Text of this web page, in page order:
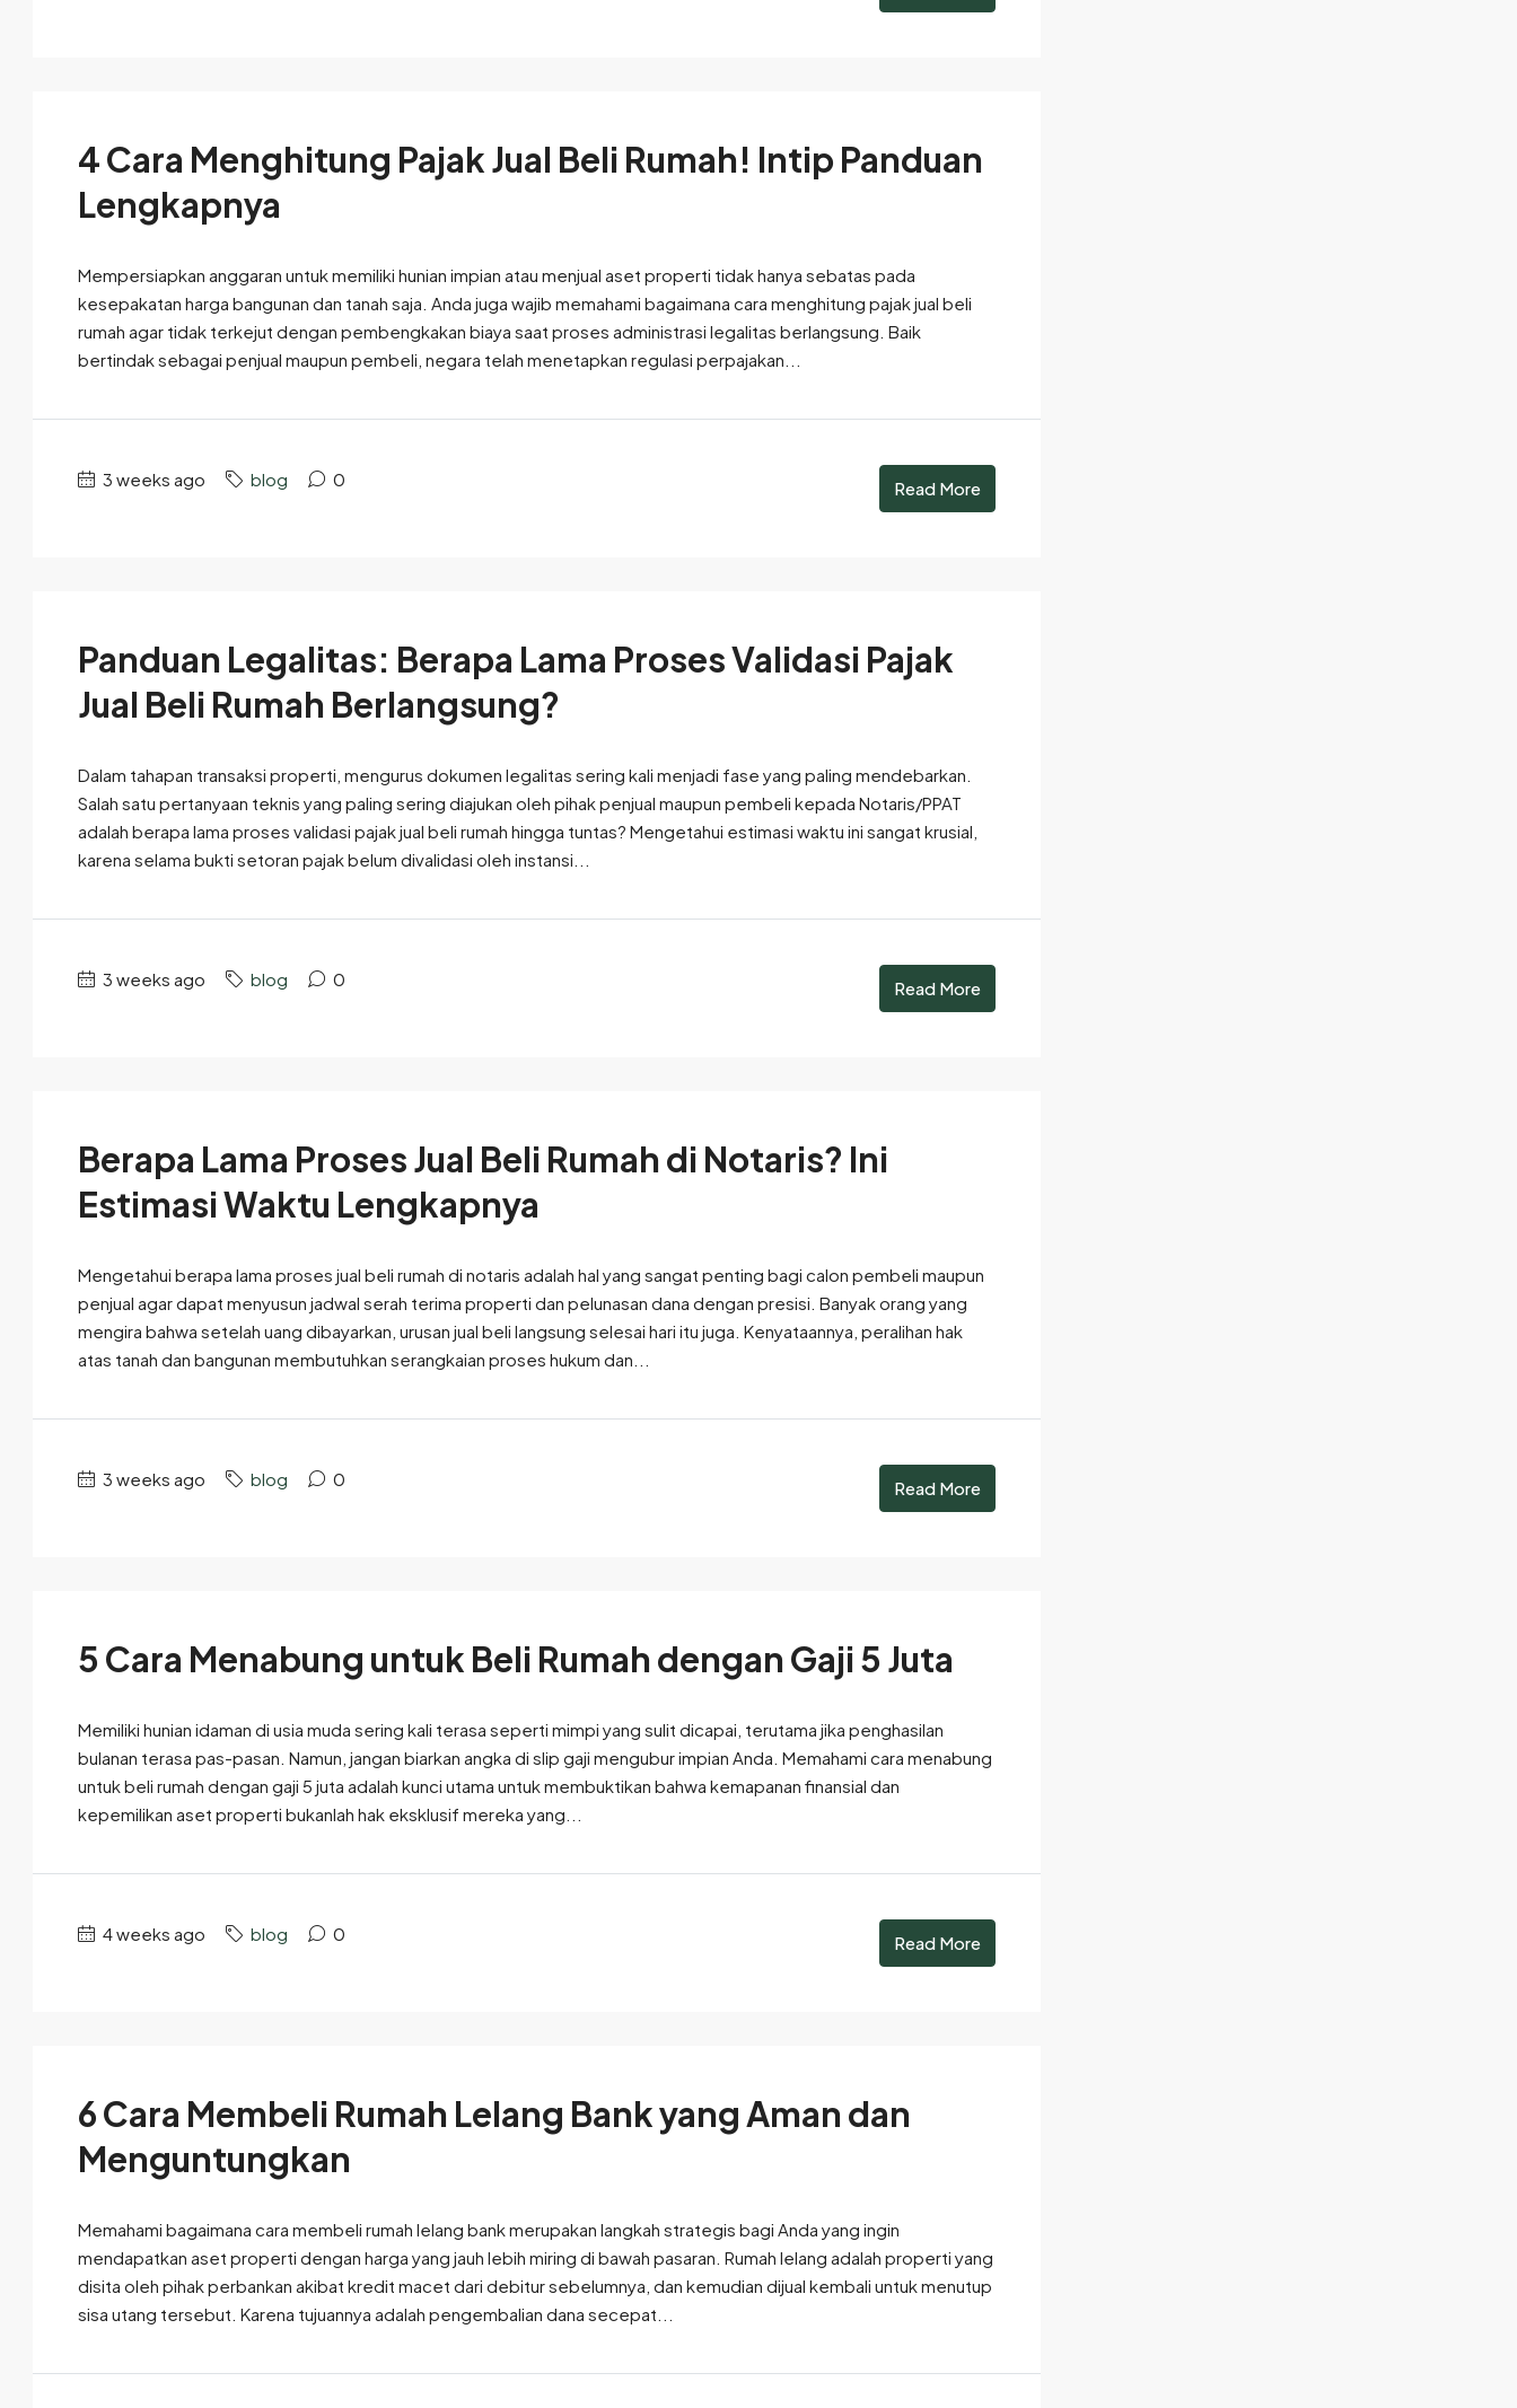
4 Cara Menghitung Pajak Jual Beli Rumah! Intip Panduan
Lengkapnya
Mempersiapkan anggaran untuk memiliki hunian impian atau menjual aset properti tidak hanya sebatas pada
kesepakatan harga bangunan dan tanah saja. Anda juga wajib memahami bagaimana cara menghitung pajak jual beli
rumah agar tidak terkejut dengan pembengkakan biaya saat proses administrasi legalitas berlangsung. Baik
bertindak sebagai penjual maupun pembeli, negara telah menetapkan regulasi perpajakan...
3 weeks ago blog 0 Read More
Panduan Legalitas: Berapa Lama Proses Validasi Pajak
Jual Beli Rumah Berlangsung?
Dalam tahapan transaksi properti, mengurus dokumen legalitas sering kali menjadi fase yang paling mendebarkan.
Salah satu pertanyaan teknis yang paling sering diajukan oleh pihak penjual maupun pembeli kepada Notaris/PPAT
adalah berapa lama proses validasi pajak jual beli rumah hingga tuntas? Mengetahui estimasi waktu ini sangat krusial,
karena selama bukti setoran pajak belum divalidasi oleh instansi...
3 weeks ago blog 0 Read More
Berapa Lama Proses Jual Beli Rumah di Notaris? Ini
Estimasi Waktu Lengkapnya
Mengetahui berapa lama proses jual beli rumah di notaris adalah hal yang sangat penting bagi calon pembeli maupun
penjual agar dapat menyusun jadwal serah terima properti dan pelunasan dana dengan presisi. Banyak orang yang
mengira bahwa setelah uang dibayarkan, urusan jual beli langsung selesai hari itu juga. Kenyataannya, peralihan hak
atas tanah dan bangunan membutuhkan serangkaian proses hukum dan...
3 weeks ago blog 0 Read More
5 Cara Menabung untuk Beli Rumah dengan Gaji 5 Juta
Memiliki hunian idaman di usia muda sering kali terasa seperti mimpi yang sulit dicapai, terutama jika penghasilan
bulanan terasa pas-pasan. Namun, jangan biarkan angka di slip gaji mengubur impian Anda. Memahami cara menabung
untuk beli rumah dengan gaji 5 juta adalah kunci utama untuk membuktikan bahwa kemapanan finansial dan
kepemilikan aset properti bukanlah hak eksklusif mereka yang...
4 weeks ago blog 0 Read More
6 Cara Membeli Rumah Lelang Bank yang Aman dan
Menguntungkan
Memahami bagaimana cara membeli rumah lelang bank merupakan langkah strategis bagi Anda yang ingin
mendapatkan aset properti dengan harga yang jauh lebih miring di bawah pasaran. Rumah lelang adalah properti yang
disita oleh pihak perbankan akibat kredit macet dari debitur sebelumnya, dan kemudian dijual kembali untuk menutup
sisa utang tersebut. Karena tujuannya adalah pengembalian dana secepat...